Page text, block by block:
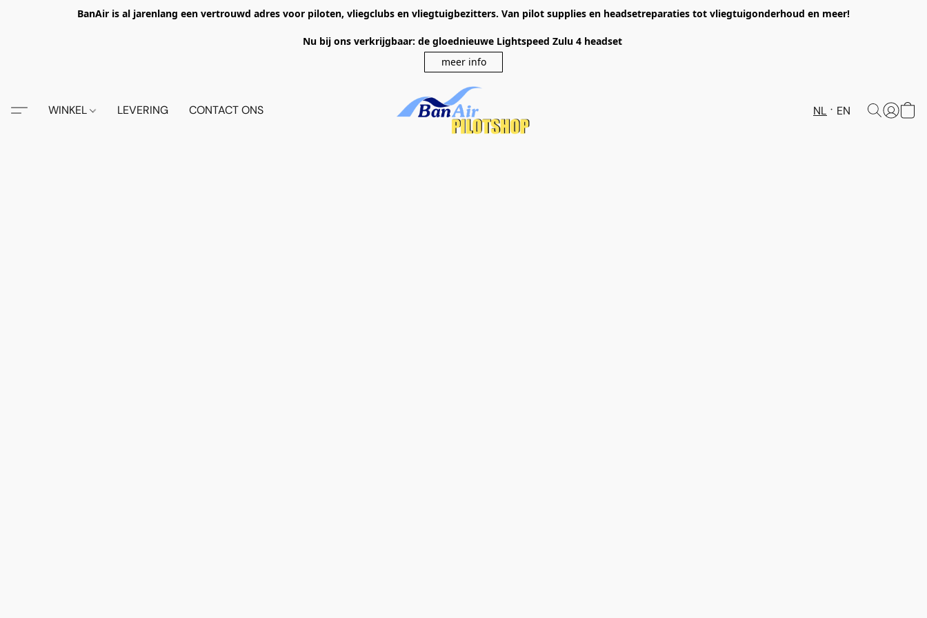
BanAir is al jarenlang een vertrouwd adres voor piloten, vliegclubs en vliegtuigbezitters. Van pilot supplies en headsetreparaties tot vliegtuigonderhoud en meer!
Nu bij ons verkrijgbaar: de gloednieuwe Lightspeed Zulu 4 headset
meer info
WINKEL LEVERING CONTACT ONS NL EN